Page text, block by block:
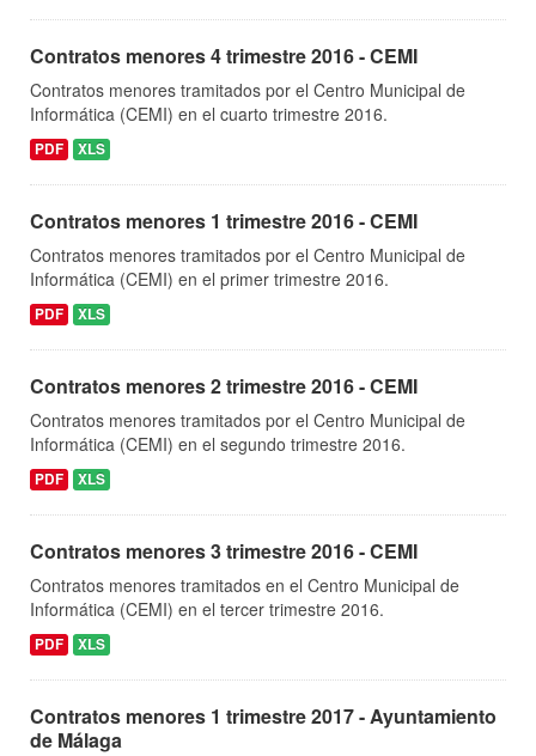
Contratos menores 4 trimestre 2016 - CEMI
Contratos menores tramitados por el Centro Municipal de
Informática (CEMI) en el cuarto trimestre 2016.
PDF XLS
Contratos menores 1 trimestre 2016 - CEMI
Contratos menores tramitados por el Centro Municipal de
Informática (CEMI) en el primer trimestre 2016.
PDF XLS
Contratos menores 2 trimestre 2016 - CEMI
Contratos menores tramitados por el Centro Municipal de
Informática (CEMI) en el segundo trimestre 2016.
PDF XLS
Contratos menores 3 trimestre 2016 - CEMI
Contratos menores tramitados en el Centro Municipal de
Informática (CEMI) en el tercer trimestre 2016.
PDF XLS
Contratos menores 1 trimestre 2017 - Ayuntamiento
de Málaga